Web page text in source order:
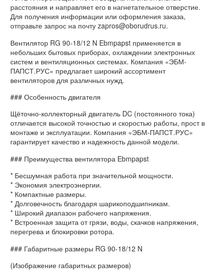
расстояния и направляет его в нагнетательное отверстие.
Для получения информации или оформления заказа,
отправьте запрос на почту zapros@oborudrus.ru.
Вентилятор RG 90-18/12 N Ebmpapst применяется в
небольших бытовых приборах, охлаждении электронных
систем и вентиляционных системах. Компания «ЭБМ-
ПАПСТ.РУС» предлагает широкий ассортимент
вентиляторов для различных нужд.
### Особенность двигателя
Щёточно-коллекторный двигатель DC (постоянного тока)
отличается высокой точностью и скоростью работы, прост в
монтаже и эксплуатации. Компания «ЭБМ-ПАПСТ.РУС»
гарантирует качество и надежность данной модели.
### Преимущества вентилятора Ebmpapst
* Бесшумная работа при значительной мощности.
* Экономия электроэнергии.
* Компактные размеры.
* Долговечность благодаря шарикоподшипникам.
* Широкий диапазон рабочего напряжения.
* Встроенная защита от грязи, воды, скачков напряжения,
перегрева и блокировки ротора.
### Габаритные размеры RG 90-18/12 N
(Изображение габаритных размеров)